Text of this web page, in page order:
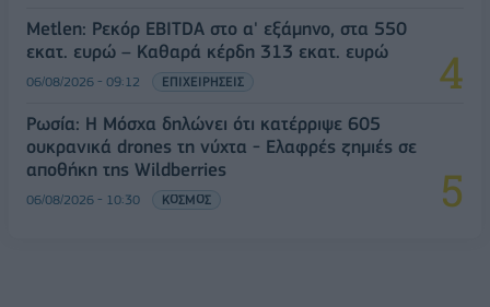
Metlen: Ρεκόρ EBITDA στο α' εξάμηνο, στα 550
εκατ. ευρώ – Καθαρά κέρδη 313 εκατ. ευρώ
06/08/2026 - 09:12 ΕΠΙΧΕΙΡΗΣΕΙΣ
Ρωσία: Η Μόσχα δηλώνει ότι κατέρριψε 605
ουκρανικά drones τη νύχτα - Ελαφρές ζημιές σε
αποθήκη της Wildberries
06/08/2026 - 10:30 ΚΟΣΜΟΣ